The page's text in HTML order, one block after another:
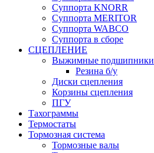
Суппорта KNORR
Суппорта MERITOR
Суппорта WABCO
Суппорта в сборе
СЦЕПЛЕНИЕ
Выжимные подшипники
Резина б/у
Диски сцепления
Корзины сцепления
ПГУ
Тахограммы
Термостаты
Тормозная система
Тормозные валы